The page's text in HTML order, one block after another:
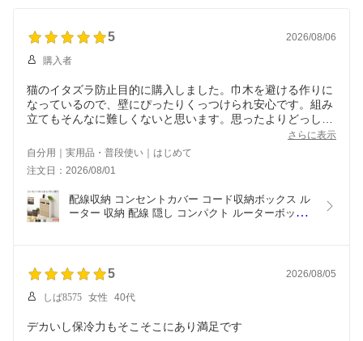
5 2026/08/06
購入者
猫のイタズラ防止目的に購入しました。巾木を避ける作りに
なっているので、壁にぴったりくっつけられ安心です。組み
立てもそんなに難しくないと思います。思ったよりどっしり
しており、猫も動かせないでしょう。良い商品に巡り合った
と思います。
さらに表示
自分用｜実用品・普段使い｜はじめて
注文日：2026/08/01
配線収納 コンセントカバー コード収納ボックス ル
ーター 収納 配線 隠し コンパクト ルーターボック
5 2026/08/05
しば8575 女性 40代
デカいし保冷力もそこそこにあり満足です